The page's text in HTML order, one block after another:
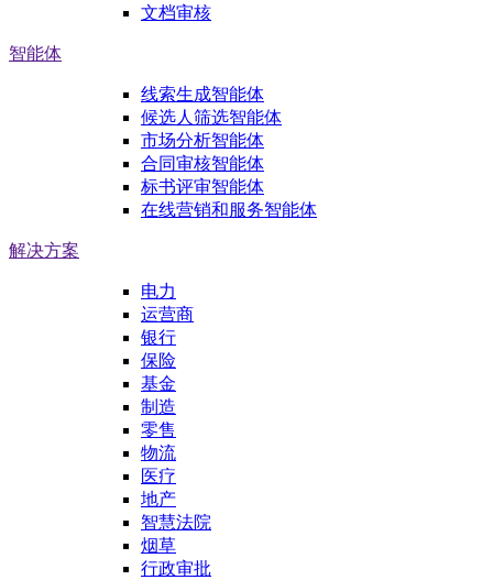
文档审核
智能体
线索生成智能体
候选人筛选智能体
市场分析智能体
合同审核智能体
标书评审智能体
在线营销和服务智能体
解决方案
电力
运营商
银行
保险
基金
制造
零售
物流
医疗
地产
智慧法院
烟草
行政审批